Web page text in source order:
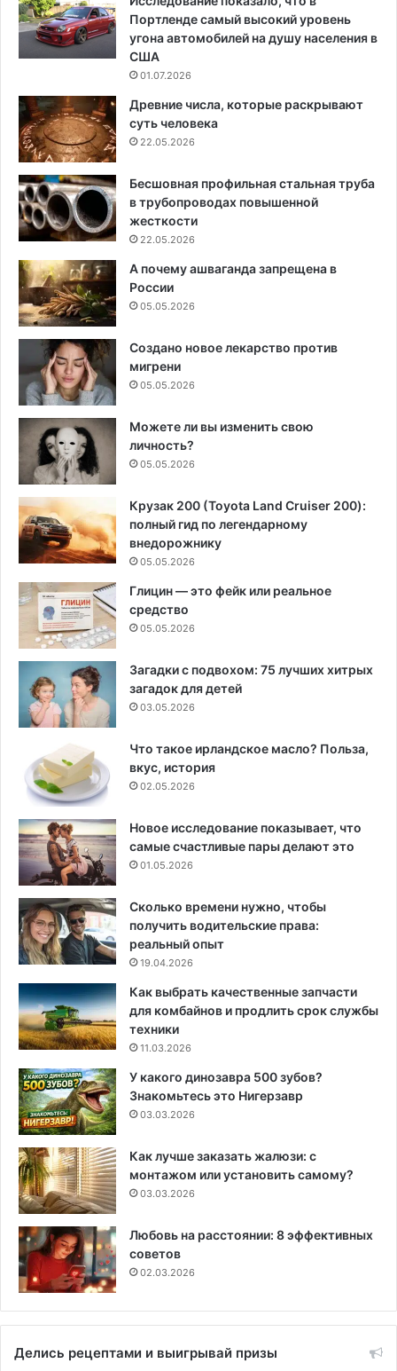
Портленде самый высокий уровень
угона автомобилей на душу населения в
США
01.07.2026
Древние числа, которые раскрывают
суть человека
22.05.2026
Бесшовная профильная стальная труба
в трубопроводах повышенной
жесткости
22.05.2026
А почему ашваганда запрещена в
России
05.05.2026
Создано новое лекарство против
мигрени
05.05.2026
Можете ли вы изменить свою
личность?
05.05.2026
Крузак 200 (Toyota Land Cruiser 200):
полный гид по легендарному
внедорожнику
05.05.2026
Глицин — это фейк или реальное
средство
05.05.2026
Загадки с подвохом: 75 лучших хитрых
загадок для детей
03.05.2026
Что такое ирландское масло? Польза,
вкус, история
02.05.2026
Новое исследование показывает, что
самые счастливые пары делают это
01.05.2026
Сколько времени нужно, чтобы
получить водительские права:
реальный опыт
19.04.2026
Как выбрать качественные запчасти
для комбайнов и продлить срок службы
техники
11.03.2026
У какого динозавра 500 зубов?
Знакомьтесь это Нигерзавр
03.03.2026
Как лучше заказать жалюзи: с
монтажом или установить самому?
03.03.2026
Любовь на расстоянии: 8 эффективных
советов
02.03.2026
Делись рецептами и выигрывай призы